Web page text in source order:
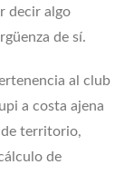
decir algo
de sí.
al club
a costa ajena
de territorio,
de